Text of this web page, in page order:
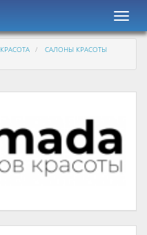
КРАСОТА
САЛОНЫ КРАСОТЫ